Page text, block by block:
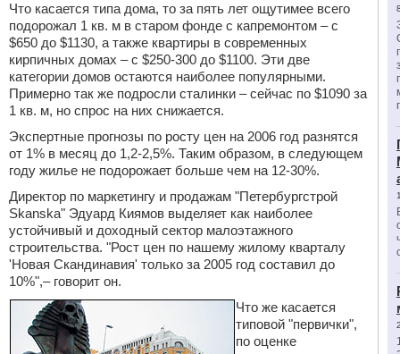
Что касается типа дома, то за пять лет ощутимее всего
подорожал 1 кв. м в старом фонде с капремонтом – с
$650 до $1130, а также квартиры в современных
кирпичных домах – с $250-300 до $1100. Эти две
категории домов остаются наиболее популярными.
Примерно так же подросли сталинки – сейчас по $1090 за
1 кв. м, но спрос на них снижается.
Экспертные прогнозы по росту цен на 2006 год разнятся
от 1% в месяц до 1,2-2,5%. Таким образом, в следующем
году жилье не подорожает больше чем на 12-30%.
Директор по маркетингу и продажам "Петербургстрой
Skanska" Эдуард Киямов выделяет как наиболее
устойчивый и доходный сектор малоэтажного
строительства. "Рост цен по нашему жилому кварталу
'Новая Скандинавия' только за 2005 год составил до
10%",– говорит он.
Что же касается
типовой "первички",
по оценке